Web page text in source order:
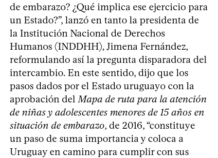
de embarazo? ¿Qué implica ese ejercicio para
un Estado?”, lanzó en tanto la presidenta de
la Institución Nacional de Derechos
Humanos (INDDHH), Jimena Fernández,
reformulando así la pregunta disparadora del
intercambio. En este sentido, dijo que los
pasos dados por el Estado uruguayo con la
aprobación delMapa de ruta para la atención
de niñas y adolescentes menores de 15 años en
situación de embarazo, de 2016, “constituye
un paso de suma importancia y coloca a
Uruguay en camino para cumplir con sus